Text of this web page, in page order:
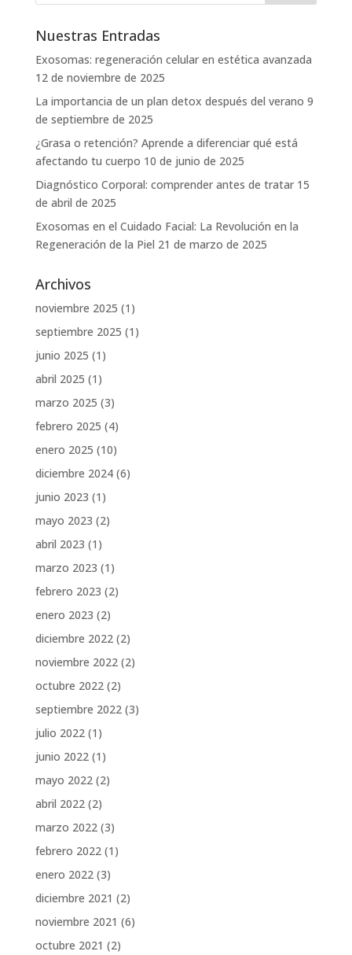
Nuestras Entradas
Exosomas: regeneración celular en estética avanzada
12 de noviembre de 2025
La importancia de un plan detox después del verano 9
de septiembre de 2025
¿Grasa o retención? Aprende a diferenciar qué está
afectando tu cuerpo 10 de junio de 2025
Diagnóstico Corporal: comprender antes de tratar 15
de abril de 2025
Exosomas en el Cuidado Facial: La Revolución en la
Regeneración de la Piel 21 de marzo de 2025
Archivos
noviembre 2025 (1)
septiembre 2025 (1)
junio 2025 (1)
abril 2025 (1)
marzo 2025 (3)
febrero 2025 (4)
enero 2025 (10)
diciembre 2024(6)
junio 2023 (1)
mayo 2023 (2)
abril 2023 (1)
marzo 2023 (1)
febrero 2023 (2)
enero 2023 (2)
diciembre 2022(2)
noviembre 2022(2)
octubre 2022(2)
septiembre 2022(3)
julio 2022(1)
junio 2022(1)
mayo 2022(2)
abril 2022(2)
marzo 2022(3)
febrero 2022(1)
enero 2022(3)
diciembre 2021 (2)
noviembre 2021 (6)
octubre 2021 (2)